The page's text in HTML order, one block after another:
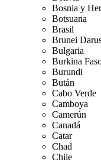
Bosnia y
Botsuana
Brasil
Brunei
Bulgaria
Burkina
Burundi
Bután
Cabo Verde
Camboya
Camerún
Canadá
Catar
Chad
Chile